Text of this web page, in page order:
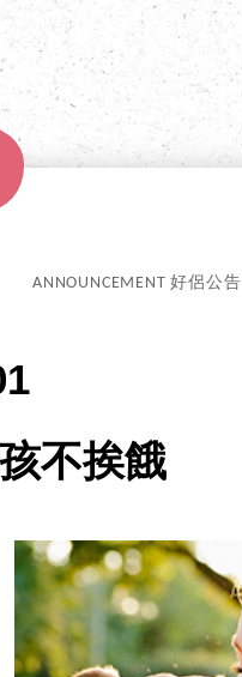
ANNOUNCEMENT 好侶公告
不挨餓